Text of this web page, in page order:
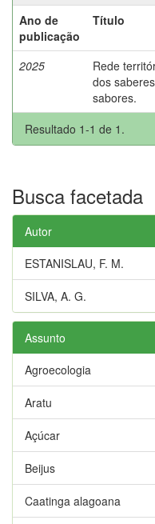
Ano de
publicação
Título
2025
Rede
dos
sabores.
Resultado 1-1 de 1.
Busca facetada
Autor
ESTANISLAU, F. M.
SILVA, A. G.
Assunto
Agroecologia
Aratu
Açúcar
Beijus
Caatinga alagoana